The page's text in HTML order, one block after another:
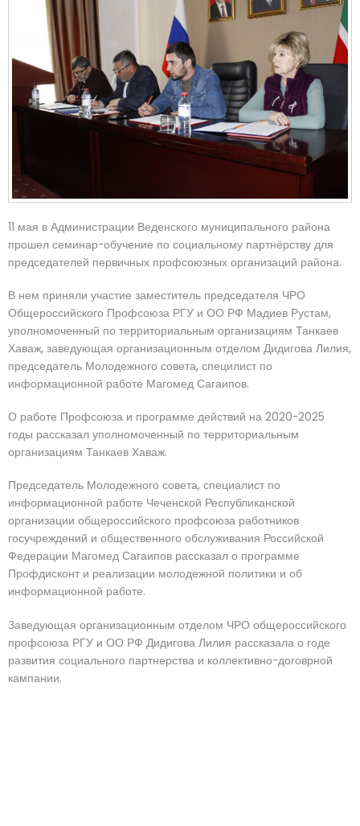
11 мая в Администрации Веденского муниципального района
прошел семинар-обучение по социальному партнёрству для
председателей первичных профсоюзных организаций района.
В нем приняли участие заместитель председателя ЧРО
Общероссийского Профсоюза РГУ и ОО РФ Мадиев Рустам,
уполномоченный по территориальным организациям Танкаев
Хаваж, заведующая организационным отделом Дидигова Лилия,
председатель Молодежного совета, специлист по
информационной работе Магомед Сагаипов.
О работе Профсоюза и программе действий на 2020-2025
годы рассказал уполномоченный по территориальным
организациям Танкаев Хаваж.
Председатель Молодежного совета, специалист по
информационной работе Чеченской Республиканской
организации общероссийского профсоюза работников
госучреждений и общественного обслуживания Российской
Федерации Магомед Сагаипов рассказал о программе
Профдисконт и реализации молодежной политики и об
информационной работе.
Заведующая организационным отделом ЧРО общероссийского
профсоюза РГУ и ОО РФ Дидигова Лилия рассказала о годе
развития социального партнерства и коллективно-договрной
кампании.